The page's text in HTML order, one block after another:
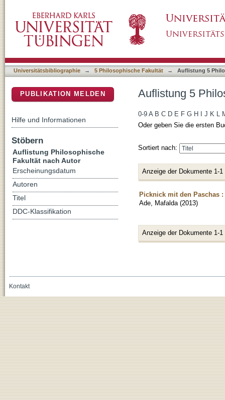
Universitätsbibliographie → 5 Philosophische Fakultät → Auflistung 5
Auflistung 5
0-9 A B C D E F G H J K L
Oder geben Sie die ersten
Sortiert nach:
Anzeige der Dokumente 1-1
Picknick mit den Paschas
Ade, Mafalda (2013)
Anzeige der Dokumente 1-1
PUBLIKATION MELDEN
Hilfe und Informationen
Stöbern
Auflistung Philosophische
Fakultät nach Autor
Erscheinungsdatum
Autoren
Titel
DDC-Klassifikation
Kontakt